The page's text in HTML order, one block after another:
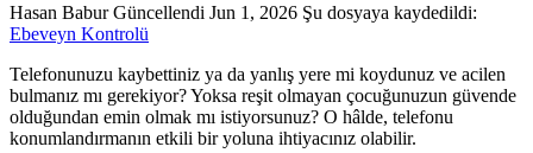
Hasan BaburGüncellendi Jun 1, 2026 Şu dosyaya kaydedildi:
Ebeveyn Kontrolü
Telefonunuzu kaybettiniz ya da yanlış yere mi koydunuz ve acilen
bulmanız mı gerekiyor? Yoksa reşit olmayan çocuğunuzun güvende
olduğundan emin olmak mı istiyorsunuz? O hâlde, telefonu
konumlandırmanın etkili bir yoluna ihtiyacınız olabilir.